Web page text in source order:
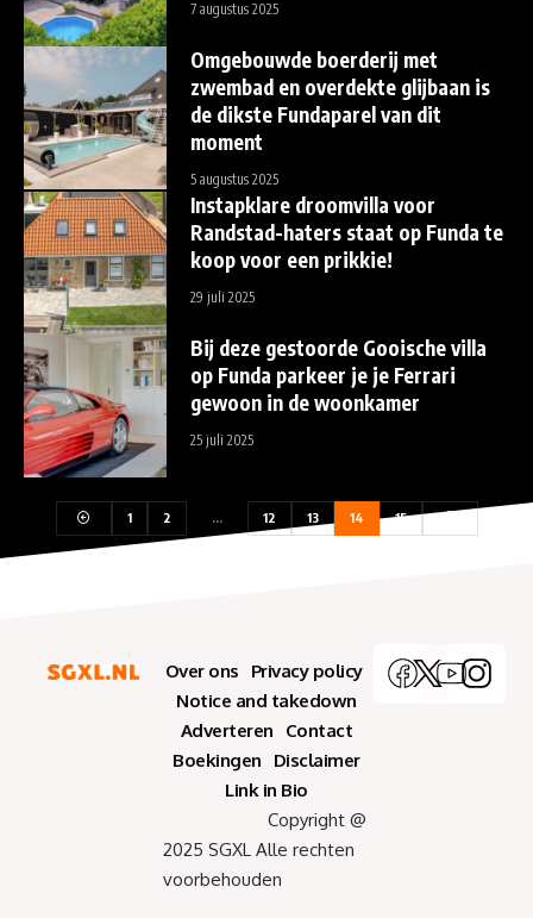
7 augustus 2025
Omgebouwde boerderij met
zwembad en overdekte glijbaan is
de dikste Fundaparel van dit
moment
5 augustus 2025
Instapklare droomvilla voor
Randstad-haters staat op Funda te
koop voor een prikkie!
29 juli 2025
Bij deze gestoorde Gooische villa
op Funda parkeer je je Ferrari
gewoon in de woonkamer
25 juli 2025
1 2 … 12 13 14 15
Over ons
Privacy policy
Notice and takedown
Adverteren
Contact
Boekingen
Disclaimer
Link in Bio
Copyright @
2025 SGXL Alle rechten
voorbehouden